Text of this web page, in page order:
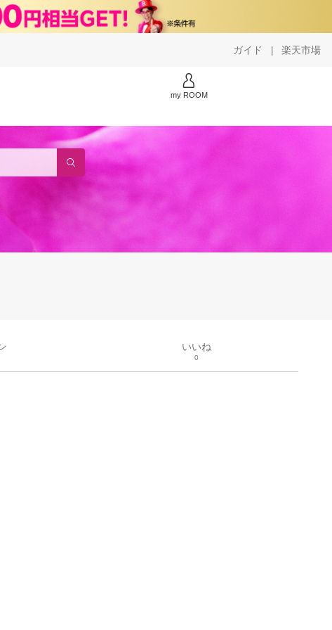
ガイド | 楽天市場
my ROOM
いいね
0